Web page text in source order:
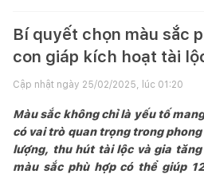
Bí quyết chọn màu sắc
con giáp kích hoạt tài
Cập nhật ngày 25/02/2025, lúc 01:20
Màu sắc không chỉ là yếu tố
có vai trò quan trọng trong
lượng, thu hút tài lộc và gia
màu sắc phù hợp có thể giúp